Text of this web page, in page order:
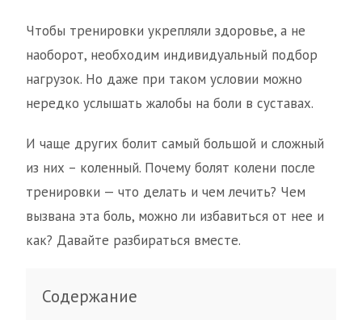
Чтобы тренировки укрепляли здоровье, а не
наоборот, необходим индивидуальный подбор
нагрузок. Но даже при таком условии можно
нередко услышать жалобы на боли в суставах.
И чаще других болит самый большой и сложный
из них – коленный. Почему болят колени после
тренировки — что делать и чем лечить? Чем
вызвана эта боль, можно ли избавиться от нее и
как? Давайте разбираться вместе.
Содержание